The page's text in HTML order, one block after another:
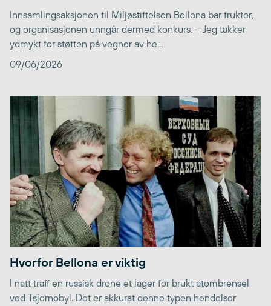
Innsamlingsaksjonen til Miljøstiftelsen Bellona bar frukter,
og organisasjonen unngår dermed konkurs. – Jeg takker
ydmykt for støtten på vegner av he...
09/06/2026
Hvorfor Bellona er viktig
I natt traff en russisk drone et lager for brukt atombrensel
ved Tsjornobyl. Det er akkurat denne typen hendelser